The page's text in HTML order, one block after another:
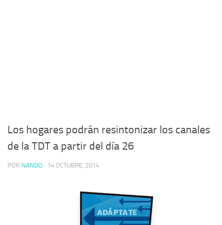
Los hogares podrán resintonizar los canales
de la TDT a partir del día 26
POR NANDO · 14 OCTUBRE, 2014